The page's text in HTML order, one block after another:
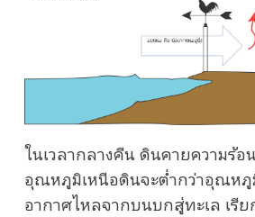
ในเวลากลางคืน ดินคายความร้อ
อุณหภูมิเหนือดินจะต่ำกว่าอุณหภู
อากาศไหลจากบนบกสู่ทะเล เรีย